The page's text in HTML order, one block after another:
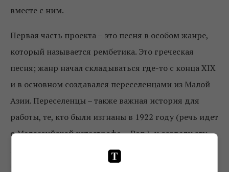
вместе с ним.
Первая часть проекта – это песня в особом жанре,
который называется рембетика. Это греческая
песня; жанр начал складываться где-то с конца XIX
и в основном создавался переселенцами из Малой
Азии. Переселенцы – также важная история для
работы, те, кто были изгнаны в 1922 году (речь идет
о Малоазийской катастрофе. – Ред.), и создали эту
музыку. Песню для выставки я записал вместе с
берлинским музыкантом Юрием Гуржи, у которого